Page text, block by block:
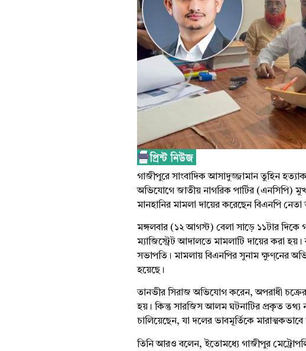
গাজীপুরে সাংবাদিক আসাদুজ্জামান তুহিন
অভিযোগে জাতীয় নাগরিক পার্টির (এনসিপি)
মানহানির মামলা দায়ের করেছেন বিএনপি নেতা
মঙ্গলবার (১২ আগস্ট) বেলা সাড়ে ১১টার দিকে
ম্যাজিস্ট্রেট আদালতে মামলাটি দায়ের করা হয়।
সভাপতি। মামলায় বিএনপির সুনাম ক্ষুণ্নের
হয়েছে।
তানভীর সিরাজ অভিযোগ করেন, অপরাধী
হয়। কিন্তু সারজিস আলম ঘটনাটির প্রকৃত তথ্য
চালিয়েছেন, যা দলের ভাবমূর্তিকে মারাত্মকভাবে
তিনি আরও বলেন, ইতোমধ্যে গাজীপুর